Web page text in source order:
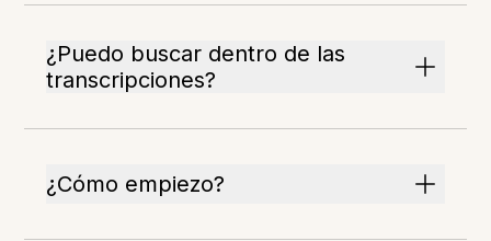
¿Puedo buscar dentro de las
transcripciones?
¿Cómo empiezo?